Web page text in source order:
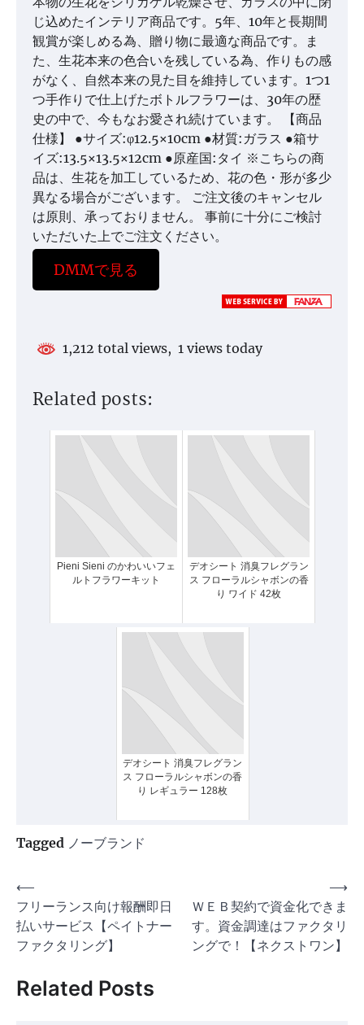
じ込めたインテリア商品です。5年、10年と長期間
観賞が楽しめる為、贈り物に最適な商品です。ま
た、生花本来の色合いを残している為、作りもの感
がなく、自然本来の見た目を維持しています。1つ1
つ手作りで仕上げたボトルフラワーは、30年の歴
史の中で、今もなお愛され続けています。 【商品
仕様】 ●サイズ:φ12.5×10cm ●材質:ガラス ●箱サ
イズ:13.5×13.5×12cm ●原産国:タイ ※こちらの商
品は、生花を加工しているため、花の色・形が多少
異なる場合がございます。 ご注文後のキャンセル
は原則、承っておりません。 事前に十分にご検討
いただいた上でご注文ください。
DMMで見る
1,212 total views, 1 views today
Related posts:
Pieni Sieni のかわいいフェ
ルトフラワーキット
デオシート 消臭フレグラン
ス フローラルシャボンの香
り ワイド 42枚
デオシート 消臭フレグラン
ス フローラルシャボンの香
り レギュラー 128枚
Tagged ノーブランド
投
稿
ナ
ゲ
⟵
フリーランス向け報酬即日
払いサービス【ペイトナー
ファクタリング】
ＷＥＢ契約で資金化できま
す。資金調達はファクタリ
ングで！【ネクストワン】
⟶
Related Posts